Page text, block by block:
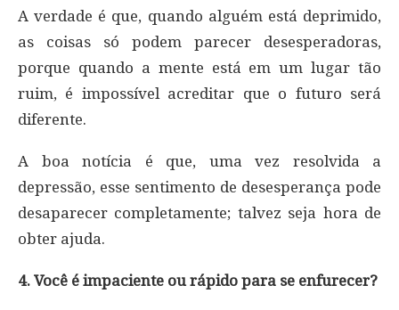
A verdade é que, quando alguém está deprimido,
as coisas só podem parecer desesperadoras,
porque quando a mente está em um lugar tão
ruim, é impossível acreditar que o futuro será
diferente.
A boa notícia é que, uma vez resolvida a
depressão, esse sentimento de desesperança pode
desaparecer completamente; talvez seja hora de
obter ajuda.
4. Você é impaciente ou rápido para se enfurecer?